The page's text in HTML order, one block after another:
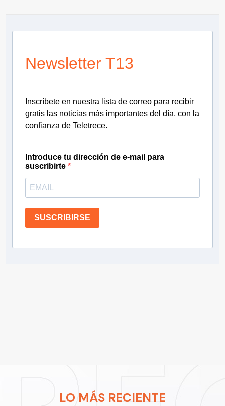
Newsletter T13
Inscríbete en nuestra lista de correo para recibir
gratis las noticias más importantes del día, con la
confianza de Teletrece.
Introduce tu dirección de e-mail para
suscribirte
SUSCRIBIRSE
LO MÁS RECIENTE